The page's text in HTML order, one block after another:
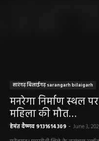
सारंगढ़ बिलाईगढ़ sarangarh bilaigarh
मनरेगा निर्माण स्थल
महिला की मौत…
हेमंत वैष्णव 9131614309 - June 3,